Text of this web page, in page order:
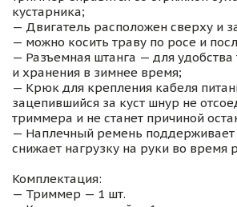
кустарника;
— Двигатель расположен сверху и
— можно косить траву по росе и
— Разъемная штанга — для удобства
и хранения в зимнее время;
— Крюк для крепления кабеля
зацепившийся за куст шнур не
триммера и не станет причиной
— Наплечный ремень поддерживает
снижает нагрузку на руки во время
Комплектация:
— Триммер — 1 шт.